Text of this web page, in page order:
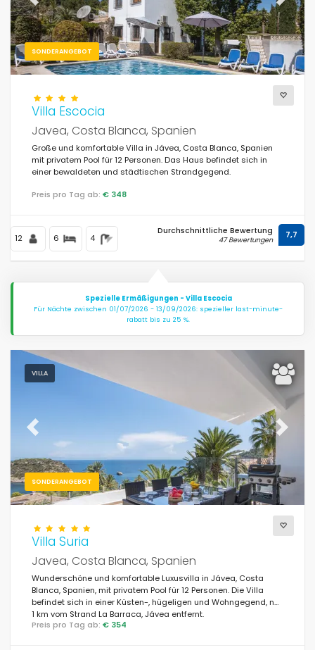
SONDERANGEBOT
Villa Escocia
Javea, Costa Blanca, Spanien
Große und komfortable Villa in Jávea, Costa Blanca, Spanien
mit privatem Pool für 12 Personen. Das Haus befindet sich in
einer bewaldeten und städtischen Strandgegend.
Preis pro Tag ab: € 348
12 6 4
Durchschnittliche Bewertung
47 Bewertungen 7,7
Spezielle Ermäßigungen - Villa Escocia
Für Nächte zwischen 01/07/2026 - 13/09/2026: spezieller last-minute-
rabatt bis zu 25 %.
VILLA
SONDERANGEBOT
Previous Next
Villa Suria
Javea, Costa Blanca, Spanien
Wunderschöne und komfortable Luxusvilla in Jávea, Costa
Blanca, Spanien, mit privatem Pool für 12 Personen. Die Villa
befindet sich in einer Küsten-, hügeligen und Wohngegend, nur
1 km vom Strand La Barraca, Jávea entfernt.
Preis pro Tag ab: € 354